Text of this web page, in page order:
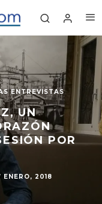
ENTREVISTAS
UN
POR
ENERO, 2018